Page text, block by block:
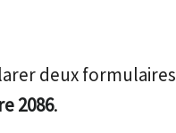
deux formulaires
2086.